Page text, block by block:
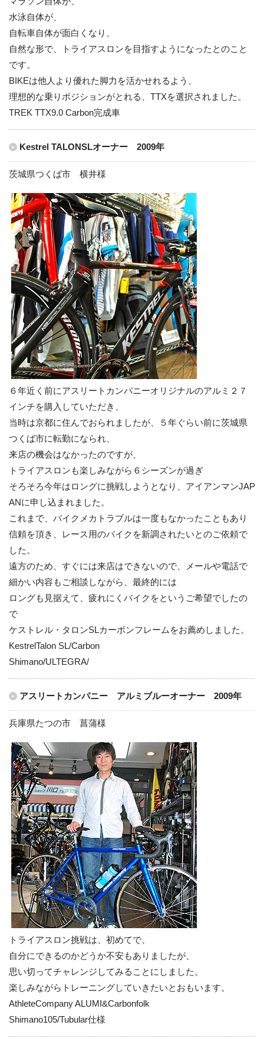
水泳自体が、
自転車自体が面白くなり、
自然な形で、トライアスロンを目指すようになったとのこと
です。
BIKEは他人より優れた脚力を活かせれるよう、
理想的な乗りポジションがとれる、TTXを選択されました。
TREK TTX9.0 Carbon完成車
Kestrel TALONSLオーナー 2009年
茨城県つくば市 横井様
６年近く前にアスリートカンパニーオリジナルのアルミ２７
インチを購入していただき、
当時は京都に住んでおられましたが、５年ぐらい前に茨城県
つくば市に転勤になられ、
来店の機会はなかったのですが、
トライアスロンも楽しみながら６シーズンが過ぎ
そろそろ今年はロングに挑戦しようとなり、アイアンマンJAP
ANに申し込まれました。
これまで、バイクメカトラブルは一度もなかったこともあり
信頼を頂き、レース用のバイクを新調されたいとのご依頼で
した。
遠方のため、すぐには来店はできないので、メールや電話で
細かい内容もご相談しながら、最終的には
ロングも見据えて、疲れにくバイクをというご希望でしたの
で
ケストレル・タロンSLカーボンフレームをお薦めしました。
KestrelTalon SL/Carbon
Shimano/ULTEGRA/
アスリートカンパニー アルミブルーオーナー 2009年
兵庫県たつの市 菖蒲様
トライアスロン挑戦は、初めてで、
自分にできるのかどうか不安もありましたが、
思い切ってチャレンジしてみることにしました。
楽しみながらトレーニングしていきたいとおもいます。
AthleteCompany ALUMI&Carbonfolk
Shimano105/Tubular仕様